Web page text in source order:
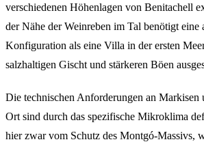
verschiedenen Höhenlagen von Benitachell
der Nähe der Weinreben im Tal benötigt eine
Konfiguration als eine Villa in der ersten
salzhaltigen Gischt und stärkeren Böen
Die technischen Anforderungen an Markisen
Ort sind durch das spezifische Mikroklima
hier zwar vom Schutz des Montgó-Massivs,